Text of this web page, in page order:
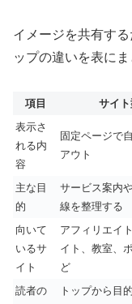
イメージを共有す
ップの違いを表にま
項目 サイ
表示さ
れる内
容
固定ページで
アウト
主な目
的
サービス案内
線を整理する
向いて
いるサ
イト
アフィリエイ
イト、教室、
ど
読者の
トップから目